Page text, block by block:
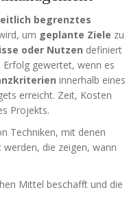
begrenztes
um geplante Ziele zu
oder Nutzen definiert
gewertet, wenn es
innerhalb eines
erreicht. Zeit, Kosten
Projekts.
Techniken, mit denen
die zeigen, wann
Mittel beschafft und die